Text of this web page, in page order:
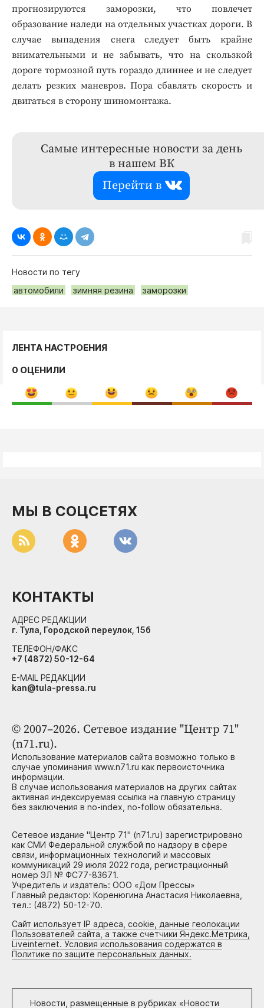
прогнозируются заморозки, что повлечет
образование наледи на отдельных участках дороги. В
случае выпадения снега следует быть крайне
внимательными и не забывать, что на скользкой
дороге тормозной путь гораздо длиннее и не следует
делать резких маневров. Пора сбавлять скорость и
двигаться в сторону шиномонтажа.
Самые интересные новости за день
в нашем ВК
Перейти в
Новости по тегу
автомобили
зимняя резина заморозки
ЛЕНТА НАСТРОЕНИЯ
0 ОЦЕНИЛИ
© 2007–2026. Сетевое издание "Центр 71"
(n71.ru).
Использование материалов сайта возможно только в
случае упоминания www.n71.ru как первоисточника
информации.
В случае использования материалов на других сайтах
активная индексируемая ссылка на главную страницу
без заключения в no-index, no-follow обязательна.
Сетевое издание "Центр 71" (n71.ru) зарегистрировано
как СМИ Федеральной службой по надзору в сфере
связи, информационных технологий и массовых
коммуникаций 29 июля 2022 года, регистрационный
номер ЭЛ № ФС77-83671.
Учредитель и издатель: ООО «Дом Прессы»
Главный редактор: Коренюгина Анастасия Николаевна,
тел.: (4872) 50-12-70.
Сайт использует IP адреса, cookie, данные геолокации
Пользователей сайта, а также счетчики Яндекс.Метрика,
Liveinternet. Условия использования содержатся в
Политике по защите персональных данных.
Новости, размещенные в рубриках «Новости
МЫ В СОЦСЕТЯХ
КОНТАКТЫ
АДРЕС РЕДАКЦИИ
г. Тула, Городской переулок, 15б
ТЕЛЕФОН/ФАКС
+7 (4872) 50-12-64
E-MAIL РЕДАКЦИИ
kan@tula-pressa.ru